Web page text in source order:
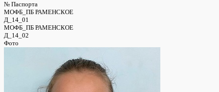
№ Паспорта
МОФБ_ПБ РАМЕНСКОЕ
Д_14_01
МОФБ_ПБ РАМЕНСКОЕ
Д_14_02
Фото